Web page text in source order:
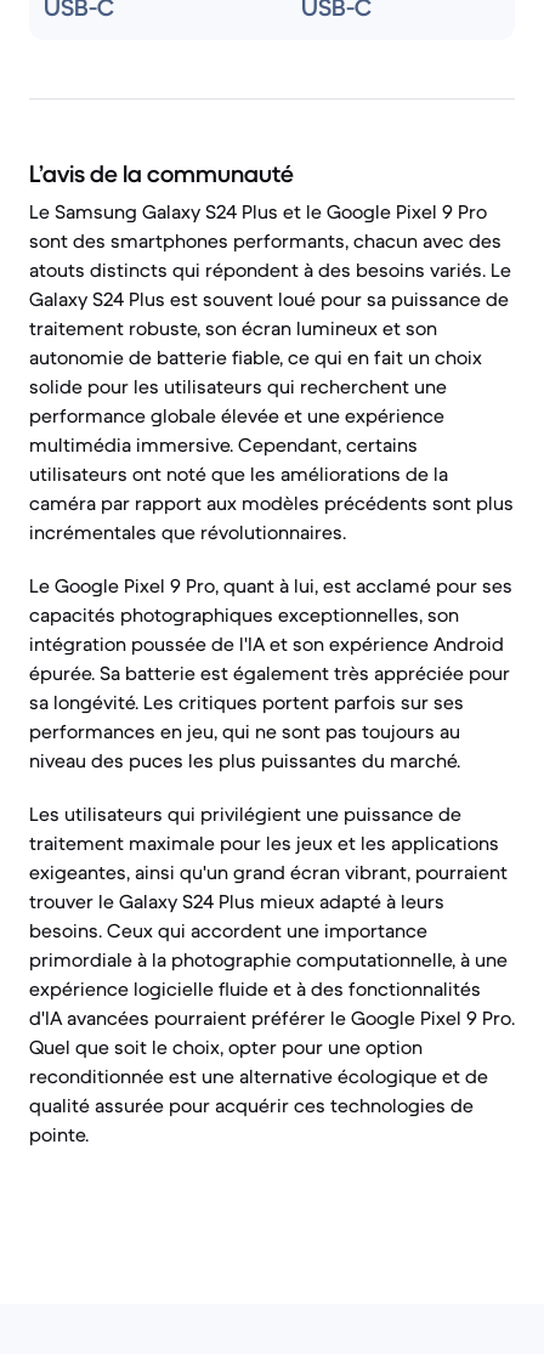
USB-C USB-C
L’avis de la communauté
Le Samsung Galaxy S24 Plus et le Google Pixel 9 Pro
sont des smartphones performants, chacun avec des
atouts distincts qui répondent à des besoins variés. Le
Galaxy S24 Plus est souvent loué pour sa puissance de
traitement robuste, son écran lumineux et son
autonomie de batterie fiable, ce qui en fait un choix
solide pour les utilisateurs qui recherchent une
performance globale élevée et une expérience
multimédia immersive. Cependant, certains
utilisateurs ont noté que les améliorations de la
caméra par rapport aux modèles précédents sont plus
incrémentales que révolutionnaires.
Le Google Pixel 9 Pro, quant à lui, est acclamé pour ses
capacités photographiques exceptionnelles, son
intégration poussée de l'IA et son expérience Android
épurée. Sa batterie est également très appréciée pour
sa longévité. Les critiques portent parfois sur ses
performances en jeu, qui ne sont pas toujours au
niveau des puces les plus puissantes du marché.
Les utilisateurs qui privilégient une puissance de
traitement maximale pour les jeux et les applications
exigeantes, ainsi qu'un grand écran vibrant, pourraient
trouver le Galaxy S24 Plus mieux adapté à leurs
besoins. Ceux qui accordent une importance
primordiale à la photographie computationnelle, à une
expérience logicielle fluide et à des fonctionnalités
d'IA avancées pourraient préférer le Google Pixel 9 Pro.
Quel que soit le choix, opter pour une option
reconditionnée est une alternative écologique et de
qualité assurée pour acquérir ces technologies de
pointe.